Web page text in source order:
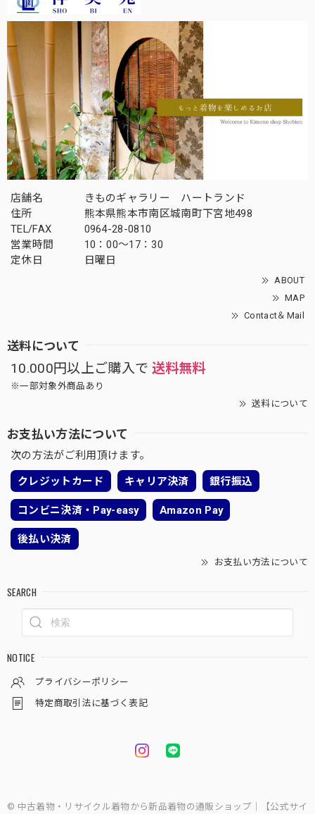
店舗名
きものギャラリー ハートランド
住所
熊本県熊本市南区城南町下宮地498
TEL/FAX
0964-28-0810
営業時間
10：00～17：30
定休日
日曜日
ABOUT
MAP
Contact＆Mail
送料について
10.000円以上ご購入で 送料無料
※一部対象外商品あり
送料について
お支払い方法について
次の方法がご利用頂けます。
クレジットカード キャリア決済 銀行振込
コンビニ決済・Pay-easy Amazon Pay
後払い決済
お支払い方法について
SEARCH
NOTICE
プライバシーポリシー
特定商取引法に基づく表記
© 中古着物・リサイクル着物から新品着物の通販ショップ｜【公式サイ